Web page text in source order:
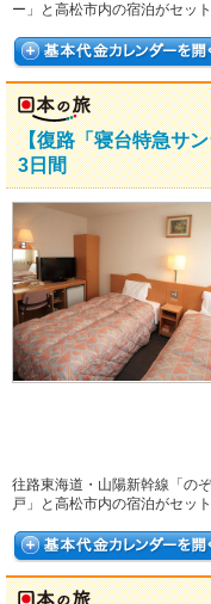
ー」と高松市内の宿泊がセット
【復路「寝台特急サ
3日間
往路東海道・山陽新幹線「の
戸」と高松市内の宿泊がセット